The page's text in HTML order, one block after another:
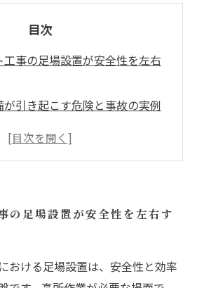
目次
事の足場設置が安全性を左右
引き起こす危険と事故の実例
める足場設置のベストプラクテ
ント工事に求められる足場技
の足場設置が安全性を左右す
おける足場設置は、安全性と効率